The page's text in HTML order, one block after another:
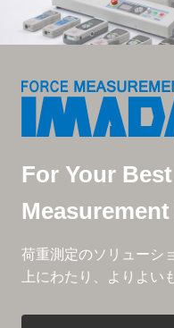
For Your
荷重測定のソリューシ
上にわたり、よりよい